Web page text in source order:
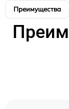
Преимущества